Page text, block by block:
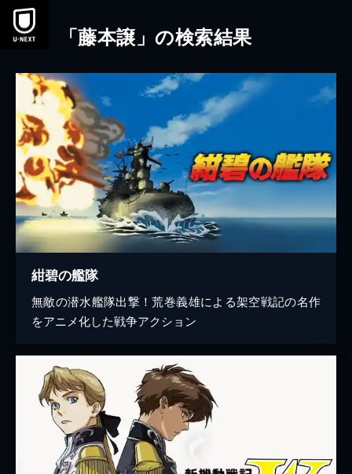
本文へスキップ
「藤本譲」の検索結果
紺碧の艦隊
無敵の潜水艦隊出撃！荒巻義雄による架空戦記の名作
をアニメ化した戦争アクション